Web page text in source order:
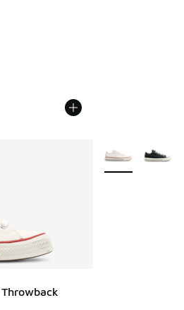
Prix en baisse de € 89,99 à
Plus de couleurs